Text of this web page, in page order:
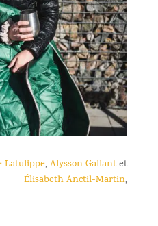
Latulippe,Alysson Gallantet
Élisabeth Anctil-Martin,